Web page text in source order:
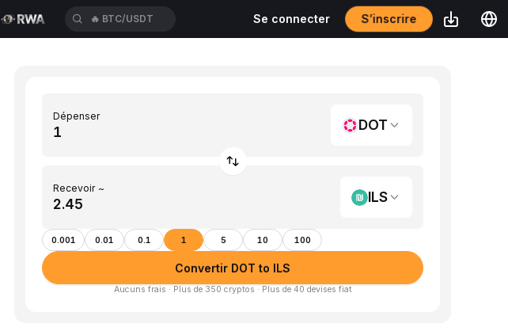
🔥 BTC/USDT Se connecter S’inscrire
Dépenser
DOT
Recevoir ~
ILS
0.001 0.01 0.1 1 5 10 100
Convertir DOT to ILS
Aucuns frais · Plus de 350 cryptos · Plus de 40 devises fiat